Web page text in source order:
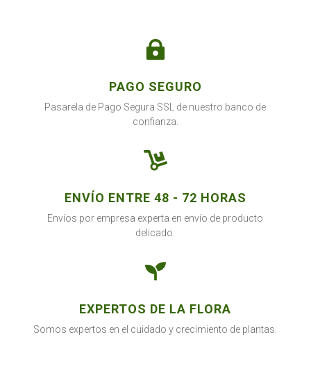

PAGO SEGURO
Pasarela de Pago Segura SSL de nuestro banco de
confianza.

ENVÍO ENTRE 48 - 72 HORAS
Envíos por empresa experta en envío de producto
delicado.

EXPERTOS DE LA FLORA
Somos expertos en el cuidado y crecimiento de plantas.